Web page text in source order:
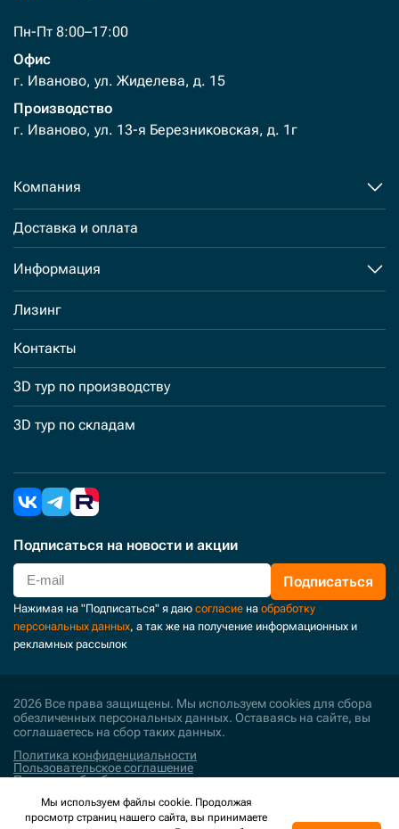
Пн-Пт 8:00–17:00
Офис
г. Иваново, ул. Жиделева, д. 15
Производство
г. Иваново, ул. 13-я Березниковская, д. 1г
Компания
Доставка и оплата
Информация
Лизинг
Контакты
3D тур по производству
3D тур по складам
Подписаться на новости и акции
Подписаться
Нажимая на "Подписаться" я даю согласие на обработку
персональных данных, а так же на получение информационных и
рекламных рассылок
2026 Все права защищены. Мы используем cookies для сбора
обезличенных персональных данных. Оставаясь на сайте, вы
соглашаетесь на сбор таких данных.
Политика конфиденциальности
Пользовательское соглашение
Политика обработки персональных данных
Поддержка и развитие
Мы используем файлы cookie. Продолжая
просмотр страниц нашего сайта, вы принимаете